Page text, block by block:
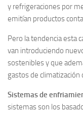
y refrigeraciones por
emitían productos
Pero la tendencia esta
van introduciendo
sostenibles y que
gastos de climatización
Sistemas de
sistemas son los